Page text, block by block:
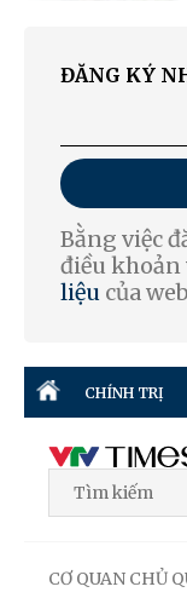
ĐĂNG KÝ
Bằng việc
điều khoản
liệu của
CHÍNH TRỊ
CƠ QUAN CHỦ